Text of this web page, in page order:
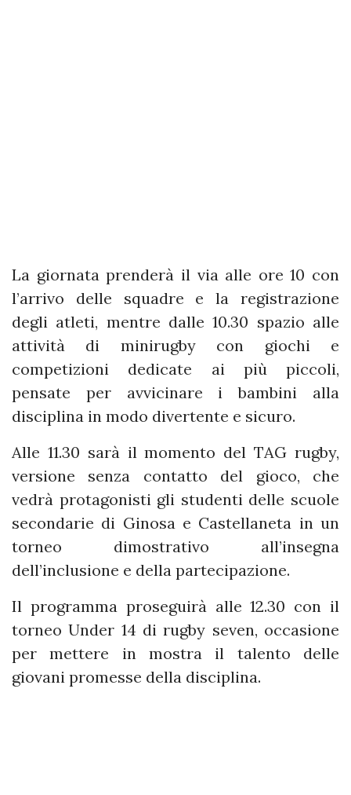
La giornata prenderà il via alle ore 10 con
l’arrivo delle squadre e la registrazione
degli atleti, mentre dalle 10.30 spazio alle
attività di minirugby con giochi e
competizioni dedicate ai più piccoli,
pensate per avvicinare i bambini alla
disciplina in modo divertente e sicuro.
Alle 11.30 sarà il momento del TAG rugby,
versione senza contatto del gioco, che
vedrà protagonisti gli studenti delle scuole
secondarie di Ginosa e Castellaneta in un
torneo dimostrativo all’insegna
dell’inclusione e della partecipazione.
Il programma proseguirà alle 12.30 con il
torneo Under 14 di rugby seven, occasione
per mettere in mostra il talento delle
giovani promesse della disciplina.